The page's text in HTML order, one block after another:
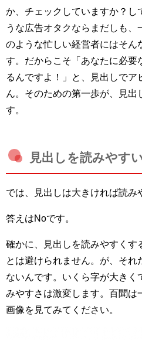
か、チェックしていますか？し
うな広告オタクならまだしも、
のような忙しい経営者にはそん
す。だからこそ「あなたに必要
るんですよ！」と、見出しでア
ん。そのための第一歩が、見出
す。
見出しを読みやす
では、見出しは大きければ読み
答えはNoです。
確かに、見出しを読みやすくす
とは避けられません。が、それ
ないんです。いくら字が大きく
みやすさは激変します。百聞は
画像を見てみてください。